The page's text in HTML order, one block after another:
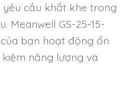
cầu khắt khe trong
Meanwell GS-25-15-
bạn hoạt động ổn
năng lượng và